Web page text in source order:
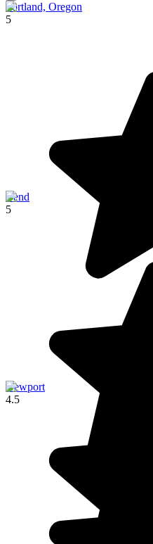
Portland, Oregon
5
Bend
5
Newport
4.5